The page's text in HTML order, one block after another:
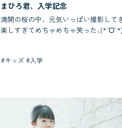
まひろ君、入学記念
満開の桜の中、元気いっぱい撮影して
楽しすぎてめちゃめちゃ笑った
#キッズ #入学